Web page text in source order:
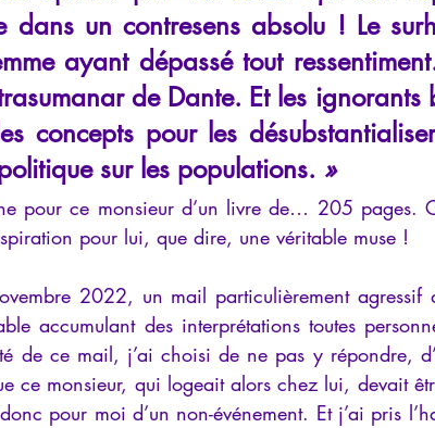
dans un contresens absolu ! Le
ayant dépassé tout
de Dante. Et les ignorants
concepts pour les
sur les populations. »
pour ce monsieur d’un livre de… 205 pages.
pour lui, que dire, une véritable muse !
2022, un mail particulièrement agressif
accumulant des interprétations toutes
de ce mail, j’ai choisi de ne pas y répondre,
ce monsieur, qui logeait alors chez lui, devait
pour moi d’un non-événement. Et j’ai pris